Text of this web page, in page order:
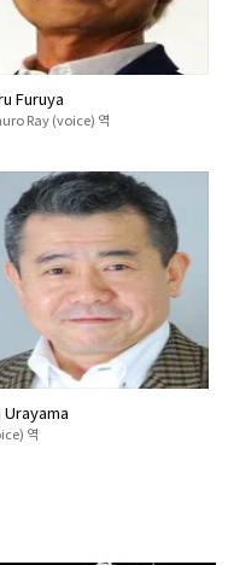
Furuya
Ray (voice) 역
Urayama
역